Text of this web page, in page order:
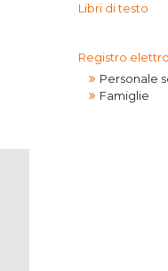
Libri di testo
Registro
Personale
Famiglie